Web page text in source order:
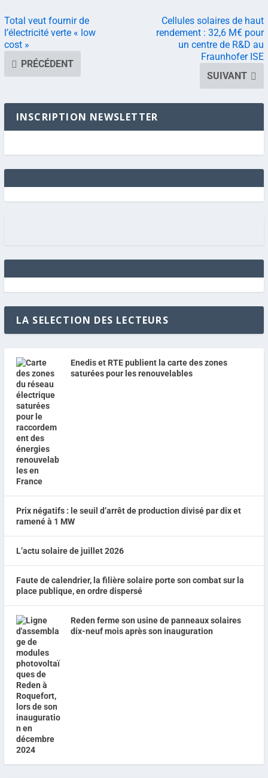
Total veut fournir de
l’électricité verte « low
cost »
PRÉCÉDENT
Cellules solaires de haut
rendement : 32,6 M€ pour
un centre de R&D au
Fraunhofer ISE
SUIVANT
INSCRIPTION NEWSLETTER
LA SELECTION DES LECTEURS
Enedis et RTE publient la carte des zones
saturées pour les renouvelables
Prix négatifs : le seuil d’arrêt de production divisé par dix et
ramené à 1 MW
L’actu solaire de juillet 2026
Faute de calendrier, la filière solaire porte son combat sur la
place publique, en ordre dispersé
Reden ferme son usine de panneaux solaires
dix-neuf mois après son inauguration